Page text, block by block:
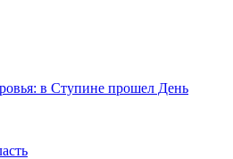
в Ступине прошел День